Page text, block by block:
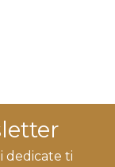
dedicate ti